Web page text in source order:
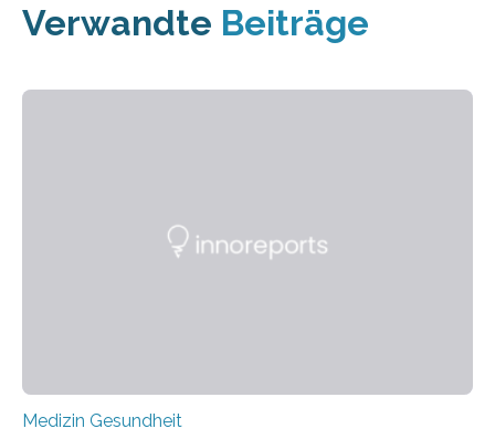
Verwandte Beiträge
Medizin Gesundheit